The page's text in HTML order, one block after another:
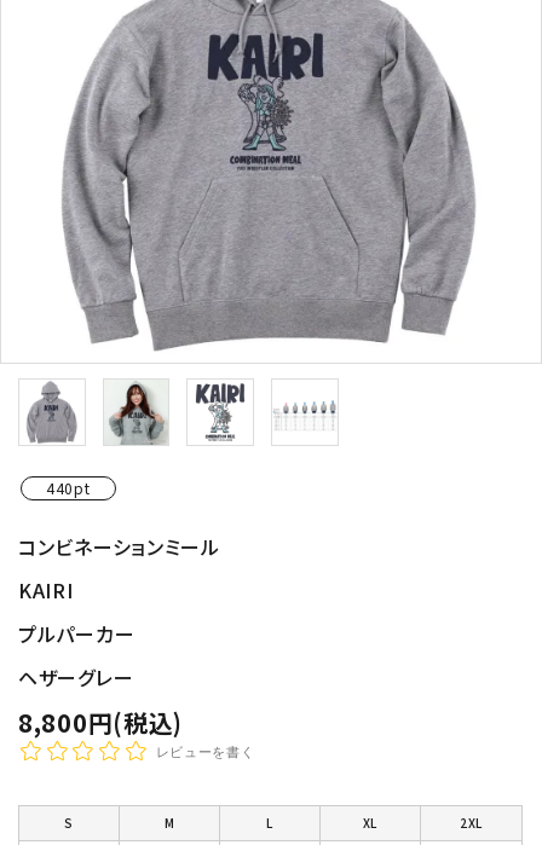
440pt
コンビネーションミール
KAIRI
プルパーカー
ヘザーグレー
8,800円(税込)
レビューを書く
S M L XL 2XL